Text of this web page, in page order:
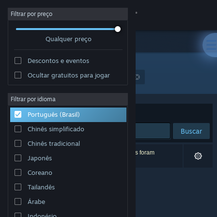
Iniciar sessão
Sobre
Suporte
Alterar idioma
Baixe o aplicativo móvel do Steam
Ver versão para computadores
Filtrar por preço
Qualquer preço
Descontos e eventos
Ocultar gratuitos para jogar
Filtrar por idioma
Português (Brasil)
Chinês simplificado
Chinês tradicional
Japonês
Coreano
Tailandês
Árabe
Desenvolvedor: 夢幻泡影リョウショウカカン
Ordenar por Relevância
Buscar
0 resultados correspondem à sua busca. 3 títulos foram
excluídos de acordo com as suas preferências.